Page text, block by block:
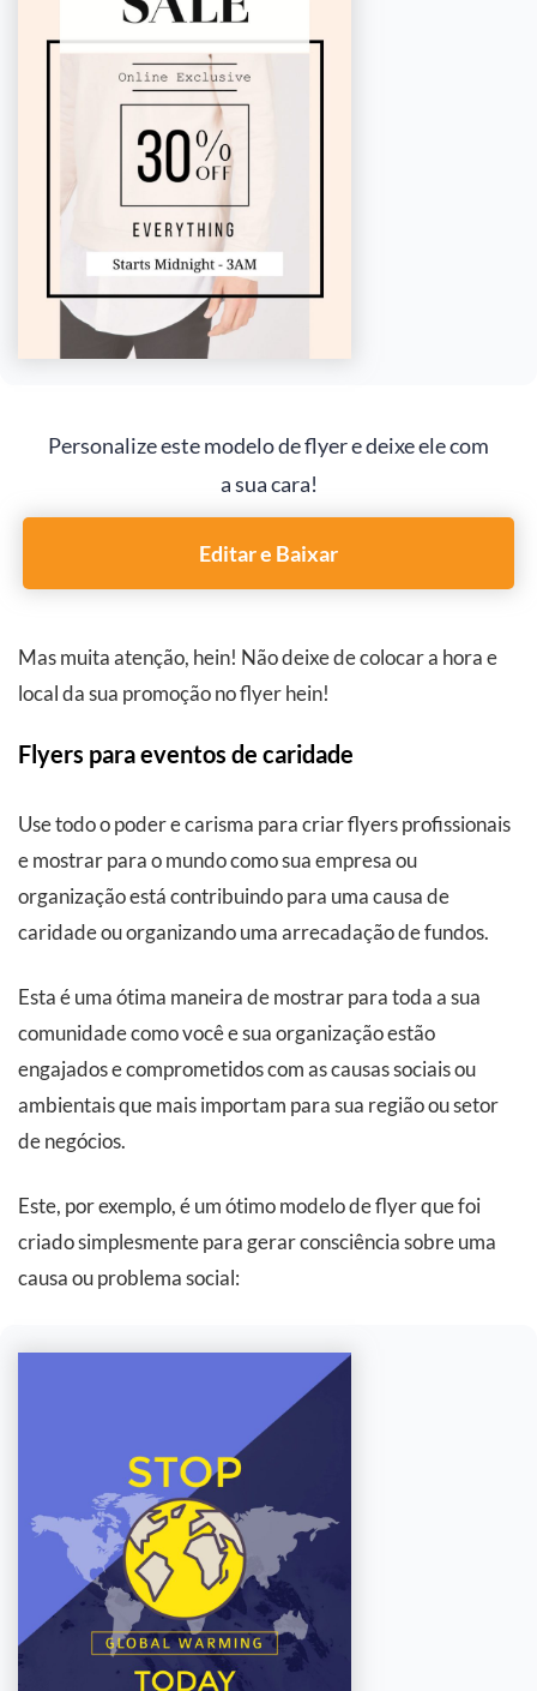
Personalize este modelo de flyer e deixe ele com
a sua cara!
Editar e Baixar
Mas muita atenção, hein! Não deixe de colocar a hora e
local da sua promoção no flyer hein!
Flyers para eventos de caridade
Use todo o poder e carisma para criar flyers profissionais
e mostrar para o mundo como sua empresa ou
organização está contribuindo para uma causa de
caridade ou organizando uma arrecadação de fundos.
Esta é uma ótima maneira de mostrar para toda a sua
comunidade como você e sua organização estão
engajados e comprometidos com as causas sociais ou
ambientais que mais importam para sua região ou setor
de negócios.
Este, por exemplo, é um ótimo modelo de flyer que foi
criado simplesmente para gerar consciência sobre uma
causa ou problema social: